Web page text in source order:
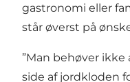
gastronomi eller
står øverst på
”Man behøver
side af jordkloden